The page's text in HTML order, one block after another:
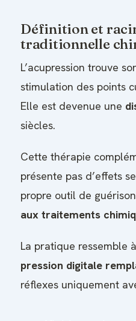
Définition et
traditionnelle
L’acupression trouve
stimulation des points
Elle est devenue une
siècles.
Cette thérapie
présente pas d’effets
propre outil de
aux traitements
La pratique ressemble
pression digitale
réflexes uniquement